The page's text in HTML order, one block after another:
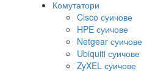
Комутатори
Cisco суичове
HPE суичове
Netgear суичове
Ubiquiti суичове
ZyXEL суичове